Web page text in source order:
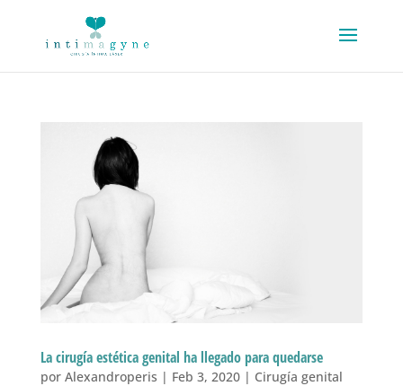
La cirugía estética genital ha llegado para quedarse
por Alexandroperis | Feb 3, 2020| Cirugía genital